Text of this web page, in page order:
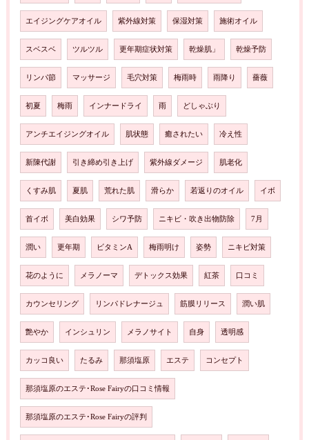
エイジングケアオイル 紫外線対策 保湿対策 施術オイル
スベスベ ツルツル 更年期症状対策 乾燥肌」 乾燥予防
リンパ節 マッサージ 毛穴対策 梅雨時 雨降り 薔薇
初夏 梅雨 インナードライ 雨 どしゃぶり
アンチエイジングオイル 肌状態 癒されたい 冷え性
新陳代謝 引き締め引き上げ 紫外線ダメージ 肌老化
くすみ肌 夏肌 荒れた肌 滑らか 若返りのオイル イボ
首イボ 美白効果 シワ予防 ニキビ・吹き出物防除 7月
潤い 更年期 ビタミンA 梅雨明け 姿勢 ニキビ対策
花のように メラノーマ デトックス効果 紅茶 口コミ
カウンセリング リンパドレナージュ 筋膜リリース 潤い肌
艶やか インシュリン メラノサイト 自身 透明感
カッコ良い たるみ 那須塩原 エステ コンセプト
那須塩原のエステ･Rose Fairyの口コミ情報
那須塩原のエステ･Rose Fairyの評判